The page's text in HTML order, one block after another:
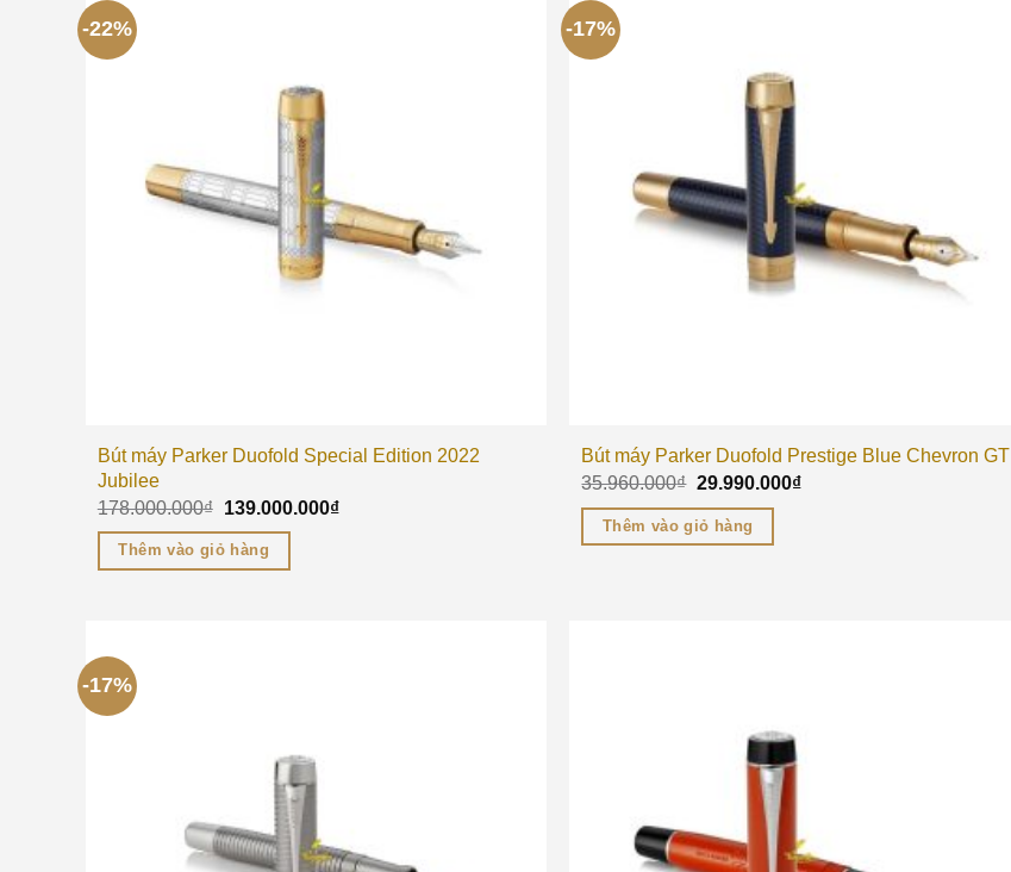
-22%
Bút máy Parker Duofold Special Edition 2022
Jubilee
178.000.000₫ 139.000.000₫
Thêm vào giỏ hàng
-17%
Bút máy Parker Duofold Prestige Blue Chevron GT
35.960.000₫ 29.990.000₫
Thêm vào giỏ hàng
-17%